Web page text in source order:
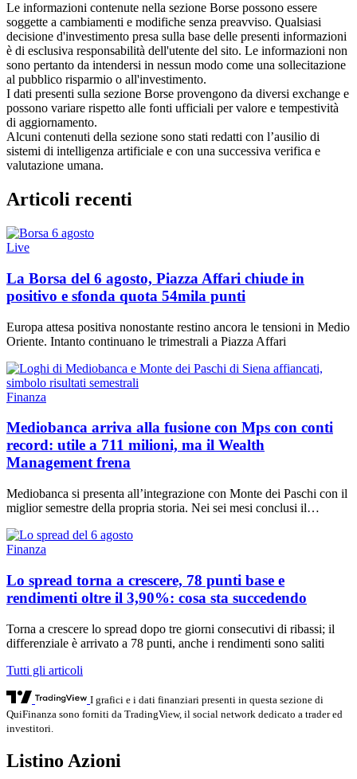
Le informazioni contenute nella sezione Borse possono essere
soggette a cambiamenti e modifiche senza preavviso. Qualsiasi
decisione d'investimento presa sulla base delle presenti informazioni
è di esclusiva responsabilità dell'utente del sito. Le informazioni non
sono pertanto da intendersi in nessun modo come una sollecitazione
al pubblico risparmio o all'investimento.
I dati presenti sulla sezione Borse provengono da diversi exchange e
possono variare rispetto alle fonti ufficiali per valore e tempestività
di aggiornamento.
Alcuni contenuti della sezione sono stati redatti con l’ausilio di
sistemi di intelligenza artificiale e con una successiva verifica e
valutazione umana.
Articoli recenti
Live
La Borsa del 6 agosto, Piazza Affari chiude in
positivo e sfonda quota 54mila punti
Europa attesa positiva nonostante restino ancora le tensioni in Medio
Oriente. Intanto continuano le trimestrali a Piazza Affari
Finanza
Mediobanca arriva alla fusione con Mps con conti
record: utile a 711 milioni, ma il Wealth
Management frena
Mediobanca si presenta all’integrazione con Monte dei Paschi con il
miglior semestre della propria storia. Nei sei mesi conclusi il…
Finanza
Lo spread torna a crescere, 78 punti base e
rendimenti oltre il 3,90%: cosa sta succedendo
Torna a crescere lo spread dopo tre giorni consecutivi di ribassi; il
differenziale è arrivato a 78 punti, anche i rendimenti sono saliti
Tutti gli articoli
I grafici e i dati finanziari presenti in questa sezione di
QuiFinanza sono forniti da TradingView, il social network dedicato a trader ed
investitori.
Listino Azioni